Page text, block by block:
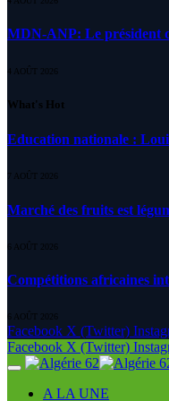
MDN-ANP: Le président
4 AOÛT 2026
What's Hot
Education nationale :
7 AOÛT 2026
Marché des fruits est
6 AOÛT 2026
Compétitions africaines
6 AOÛT 2026
Facebook X (Twitter)
Facebook X (Twitter)
A LA UNE